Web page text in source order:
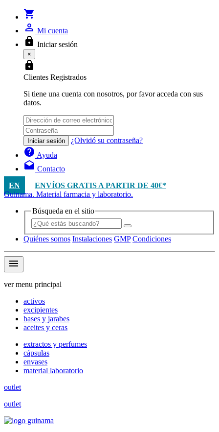
shopping_cart
person_outline Mi cuenta
lock Iniciar sesión
×
lock
Clientes Registrados
Si tiene una cuenta con nosotros, por favor acceda con sus
datos.
Iniciar sesión ¿Olvidó su contraseña?
help Ayuda
drafts Contacto
EN
ENVÍOS GRATIS A PARTIR DE 40€*
Guinama. Material farmacia y laboratorio.
Búsqueda en el sitio
Quiénes somos Instalaciones GMP Condiciones
menu
ver menu principal
activos
excipientes
bases y jarabes
aceites y ceras
extractos y perfumes
cápsulas
envases
material laboratorio
outlet
outlet